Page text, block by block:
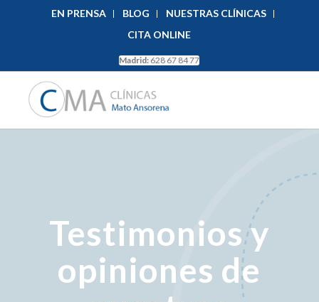
EN PRENSA BLOG
NUESTRAS CLÍNICAS
CITA ONLINE
Madrid: 628 67 84 77
Testimonios y
opiniones de